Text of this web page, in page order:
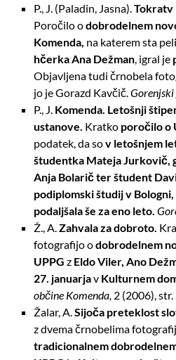
P., J. (Paladin, Jasna).Tokratv
Poročilo odobrodelnem
Komenda, na katerem sta peli
hčerka Ana Dežman, igral je
Objavljena tudi črnobela
jo je Gorazd Kavčič.Gorenjski
P., J. Komenda. Letošnji
ustanove. Kratko poročilo o
podatek, da sov letošnjem
študentka Mateja Jurkovič,
Anja Bolarič ter študent
podiplomski študij v
podaljšala še za eno leto.
Ž., A.Zahvala za dobroto.
fotografijo odobrodelnem
UPPGz Eldo Viler, Ano
27. januarjav Kulturnem
občine Komenda, 2 (2006),
Žalar, A.Sijoča preteklost
z dvema črnobelima
tradicionalnem